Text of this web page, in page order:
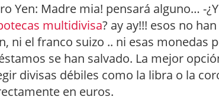
Yen: Madre mia! pensará alguno… -
multidivisa? ay ay!!! esos no
ni el franco suizo .. ni esas monedas
se han salvado. La mejor
divisas débiles como la libra o la
en euros.